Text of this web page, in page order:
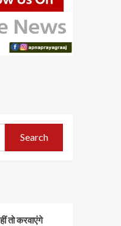
Search
तो करवाएंगे